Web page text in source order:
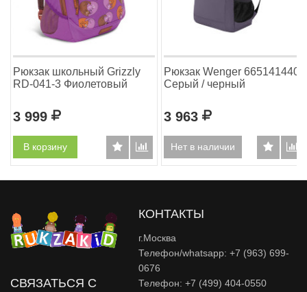
Рюкзак школьный Grizzly
RD-041-3 Фиолетовый
3 999 Р
В корзину
Рюкзак Wenger 6651414408
Серый / черный
3 963 Р
Нет в наличии
СВЯЗАТЬСЯ С
КОНТАКТЫ
г.Москва
Телефон/whatsapp: +7 (963) 699-
0676
Телефон: +7 (499) 404-0550